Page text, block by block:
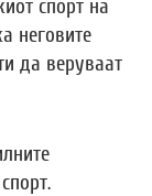
спорт на
неговите
да веруваат